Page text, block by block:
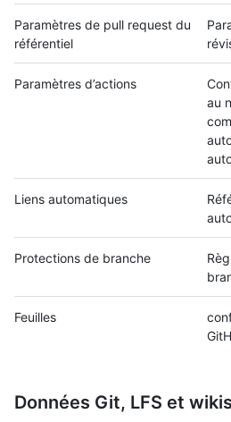
Paramètres de pull request du
référentiel
Paramètres d’actions
au
Liens automatiques
Protections de branche
Feuilles
Données Git, LFS et wikis